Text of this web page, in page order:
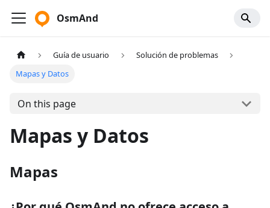
OsmAnd
Guía de usuario
Solución de problemas
Mapas y Datos
On this page
Mapas y Datos
Mapas